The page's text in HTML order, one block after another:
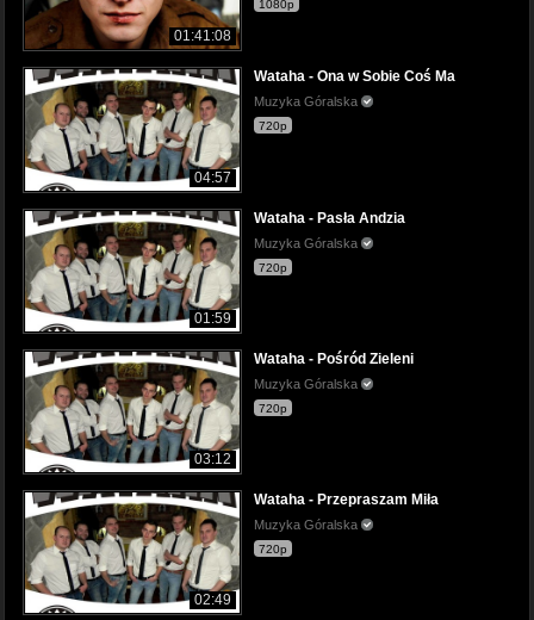
01:41:08
1080p
04:57
Wataha - Ona w Sobie Coś Ma
Muzyka Góralska
720p
01:59
Wataha - Pasła Andzia
Muzyka Góralska
720p
03:12
Wataha - Pośród Zieleni
Muzyka Góralska
720p
02:49
Wataha - Przepraszam Miła
Muzyka Góralska
720p